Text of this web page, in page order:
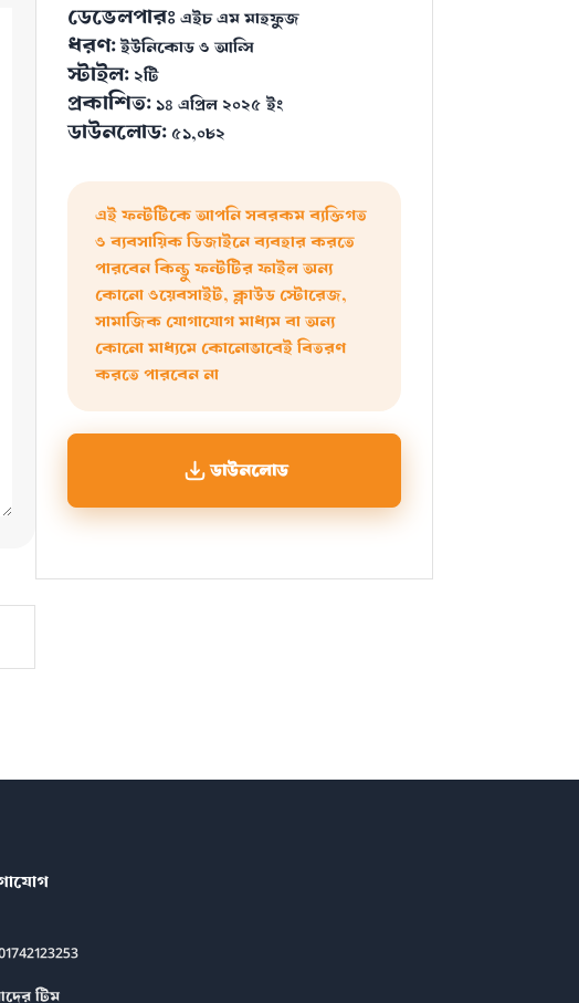
ডেভেলপারঃ এইচ এম মাহফুজ
ধরণ:ইউনিকোড ও আন্সি
স্টাইল: ২টি
প্রকাশিত: ১৪ এপ্রিল ২০২৫ ইং
ডাউনলোড: ৫১,০৮২
এই ফন্টটিকে আপনি সবরকম ব্যক্তিগত
ও ব্যবসায়িক ডিজাইনে ব্যবহার করতে
পারবেন কিন্তু ফন্টটির ফাইল অন্য
কোনো ওয়েবসাইট, ক্লাউড স্টোরেজ,
সামাজিক যোগাযোগ মাধ্যম বা অন্য
কোনো মাধ্যমে কোনোভাবেই বিতরণ
করতে পারবেন না
ডাউনলোড
টিম